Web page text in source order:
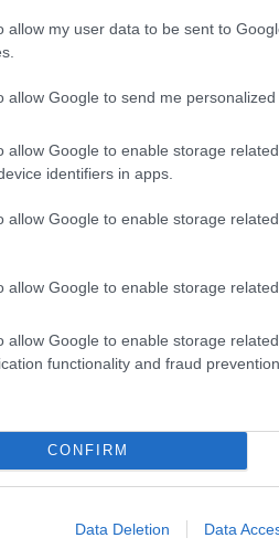
allow my user data to be sent to
allow Google to send me personalized
allow Google to enable storage
identifiers in apps.
allow Google to enable storage
allow Google to enable storage
allow Google to enable storage
functionality and fraud
CONFIRM
Data Deletion Data
της ανάπτυξης και
της τουριστικής
μεγάλες δυνατότητες της
παγκόσμιου τουρισμού, σε
τουριστικού προϊόντος,
ανάπτυξη της βιομηχανίας»,
ότι υπάρχει
μέσω του ανοίγματος σε
του
ΟΙΚΟΝΟΜΙΑ